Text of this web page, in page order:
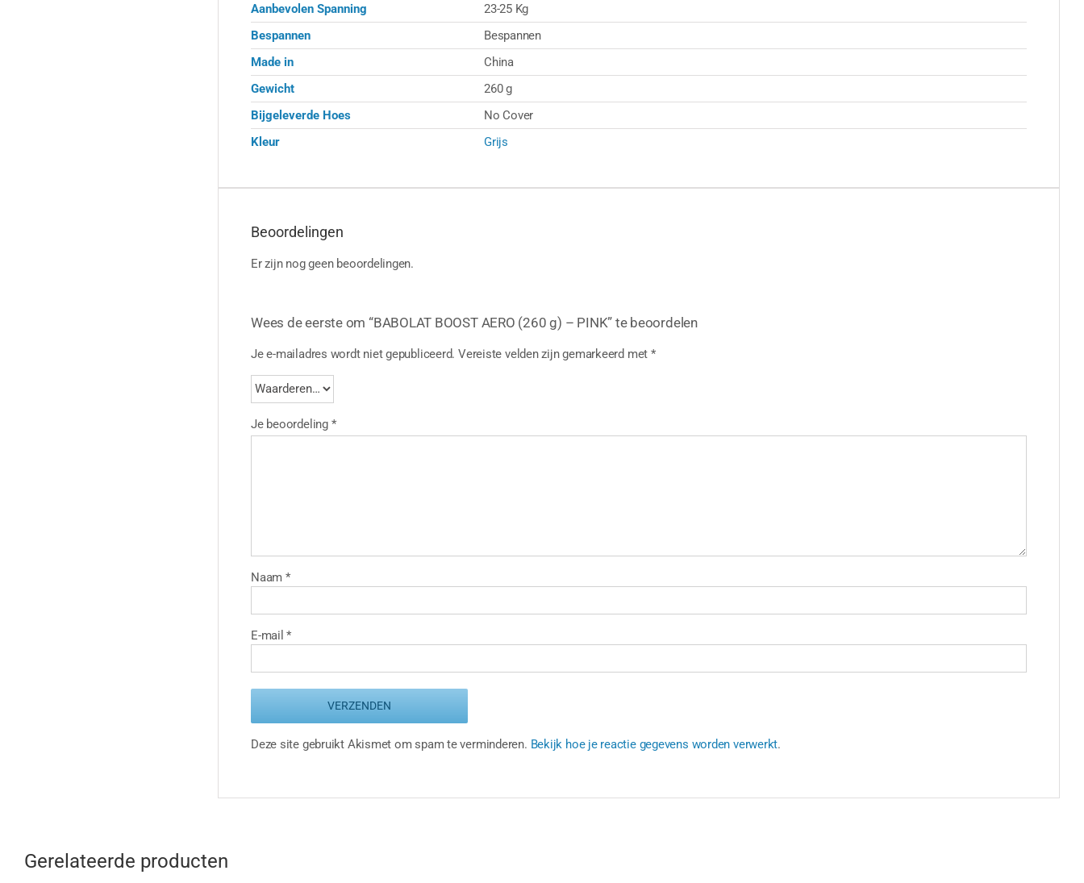
Aanbevolen Spanning
23-25 Kg
Bespannen
Bespannen
Made in
China
Gewicht
260 g
Bijgeleverde Hoes
No Cover
Kleur
Grijs
Beoordelingen
Er zijn nog geen beoordelingen.
Wees de eerste om “BABOLAT BOOST AERO (260 g) – PINK” te beoordelen
Je e-mailadres wordt niet gepubliceerd. Vereiste velden zijn gemarkeerd met *
Je beoordeling *
Naam *
E-mail*
Deze site gebruikt Akismet om spam te verminderen. Bekijk hoe je reactie gegevens worden verwerkt.
Gerelateerde producten